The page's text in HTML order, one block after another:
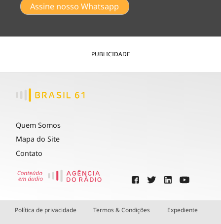
Assine nosso Whatsapp
PUBLICIDADE
Quem Somos
Mapa do Site
Contato
Política de privacidade Termos & Condições Expediente